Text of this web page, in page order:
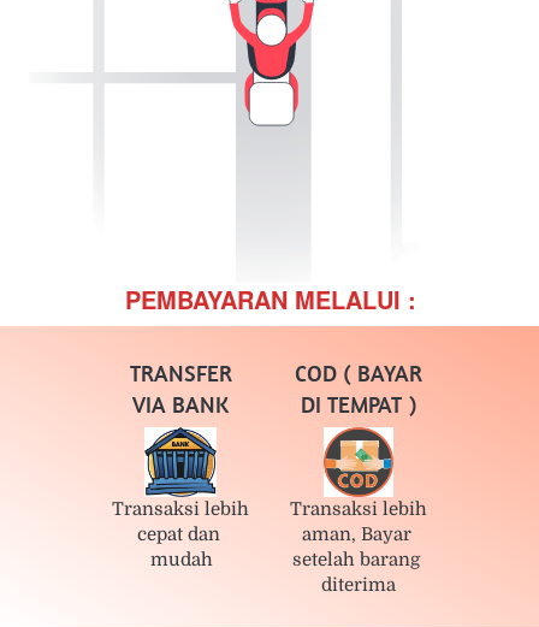
PEMBAYARAN MELALUI :
TRANSFER
VIA BANK
Transaksi lebih
cepat dan
mudah
COD ( BAYAR
DI TEMPAT )
Transaksi lebih
aman, Bayar
setelah barang
diterima